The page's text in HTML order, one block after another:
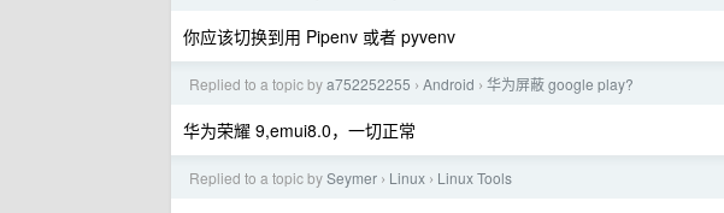
你应该切换到用 Pipenv 或者 pyvenv
Replied to a topic bya752252255 › Android › 华为屏蔽 google play?
华为荣耀 9,emui8.0，一切正常
Replied to a topic bySeymer › Linux › Linux Tools